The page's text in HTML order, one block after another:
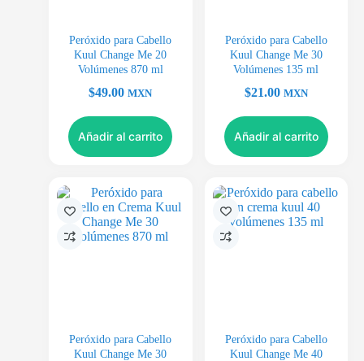
Peróxido para Cabello
Kuul Change Me 20
Volúmenes 870 ml
$49.00 MXN
Añadir al carrito
Peróxido para Cabello
Kuul Change Me 30
Volúmenes 135 ml
$21.00 MXN
Añadir al carrito
Peróxido para Cabello
Kuul Change Me 30
Peróxido para Cabello
Kuul Change Me 40